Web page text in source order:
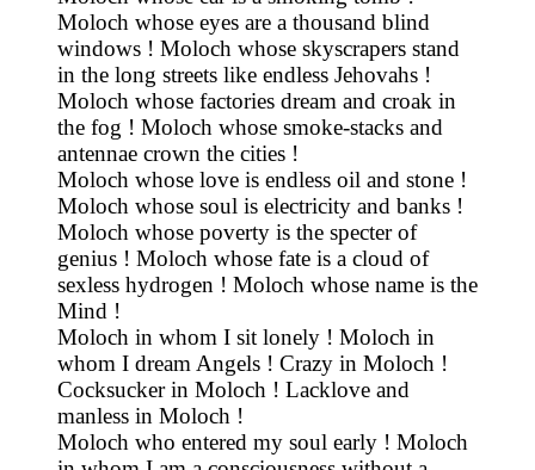
Moloch whose eyes are a thousand blind
windows ! Moloch whose skyscrapers stand
in the long streets like endless Jehovahs !
Moloch whose factories dream and croak in
the fog ! Moloch whose smoke-stacks and
antennae crown the cities !
Moloch whose love is endless oil and stone !
Moloch whose soul is electricity and banks !
Moloch whose poverty is the specter of
genius ! Moloch whose fate is a cloud of
sexless hydrogen ! Moloch whose name is the
Mind !
Moloch in whom I sit lonely ! Moloch in
whom I dream Angels ! Crazy in Moloch !
Cocksucker in Moloch ! Lacklove and
manless in Moloch !
Moloch who entered my soul early ! Moloch